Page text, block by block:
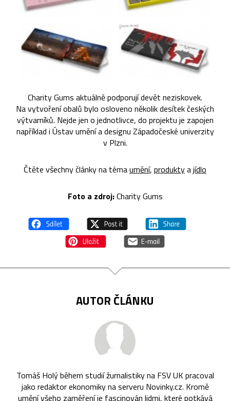
Charity Gums aktuálně podporují devět neziskovek.
Na vytvoření obalů bylo osloveno několik desítek českých
výtvarníků. Nejde jen o jednotlivce, do projektu je zapojen
například i Ústav umění a designu Západočeské univerzity
v Plzni.
Čtěte všechny články na témaumění, produktyajídlo
Foto a zdroj:Charity Gums
AUTOR ČLÁNKU
Tomáš Holý během studií žurnalistiky na FSV UK pracoval
jako redaktor ekonomiky na serveru Novinky.cz. Kromě
umění všeho zaměření je fascinován lidmi, které potkává